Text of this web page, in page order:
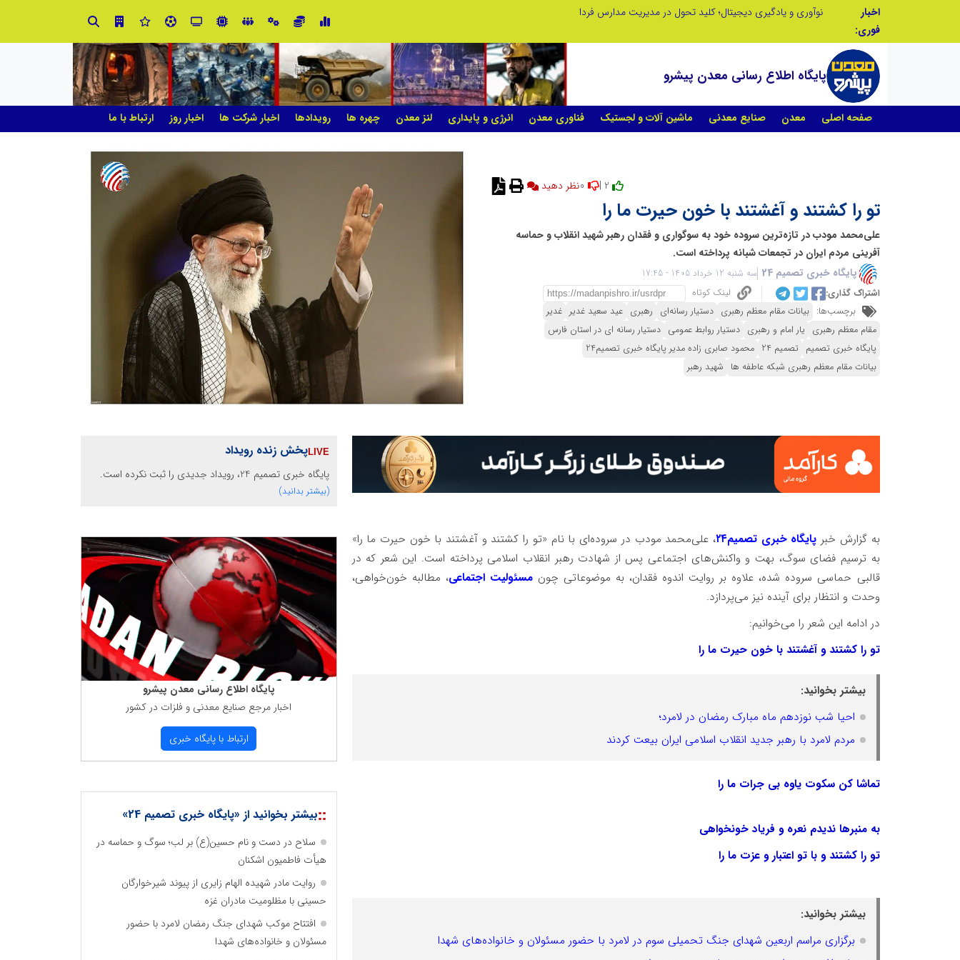
اخبار
فوری:
نوآوری و یادگیری دیجیتال؛ کلید تحول در مدیریت مدارس فردا
پایگاه اطلاع رسانی معدن پیشرو
صفحه اصلی معدن صنایع معدنی ماشین آلات و لجستیک فناوری معدن انرژی و پایداری لنز معدن چهره ها رویدادها اخبار شرکت ها اخبار روز ارتباط با ما
نظر دهید
تو را کشتند و آغشتند با خون حیرت ما را
علی‌محمد مودب در تازه‌ترین سروده خود به سوگواری و فقدان رهبر شهید انقلاب و حماسه
آفرینی مردم ایران در تجمعات شبانه پرداخته است.
پایگاه خبری تصمیم 24
سه شنبه 12 خرداد 1405 - 17:45
اشتراک گذاری:
لینک کوتاه
برچسب‌ها: بیانات مقام معظم رهبری دستیار رسانه‌ای رهبری عید سعید غدیر غدیر
مقام معظم رهبری یار امام و رهبری دستیار روابط عمومی دستیار رسانه ای در استان فارس
پایگاه خبری تصمیم تصمیم 24
محمود صابری زاده مدیر پایگاه خبری تصمیم24
بیانات مقام معظم رهبری شبکه عاطفه ها شهید رهبر
به گزارش خبر پایگاه خبری تصمیم۲۴
، علی‌محمد مودب در سروده‌ای با نام «تو را کشتند و آغشتند با خون حیرت ما را»
به ترسیم فضای سوگ، بهت و واکنش‌های اجتماعی پس از شهادت رهبر انقلاب اسلامی پرداخته است. این شعر که در
قالبی حماسی سروده شده، علاوه بر روایت اندوه فقدان، به موضوعاتی چون مسئولیت اجتماعی، مطالبه خون‌خواهی،
وحدت و انتظار برای آینده نیز می‌پردازد.
در ادامه این شعر را می‌خوانیم:
تو را کشتند و آغشتند با خون حیرت ما را
بیشتر بخوانید:
احیا شب نوزدهم ماه مبارک رمضان در لامرد؛
مردم لامرد با رهبر جدید انقلاب اسلامی ایران بیعت کردند
تماشا کن سکوت یاوه بی جرات ما را
به منبرها ندیدم نعره و فریاد خونخواهی
تو را کشتند و با تو اعتبار و عزت ما را
بیشتر بخوانید:
برگزاری مراسم اربعین شهدای جنگ تحمیلی سوم در لامرد با حضور مسئولان و خانواده‌های شهدا
پخش زنده رویداد
پایگاه خبری تصمیم 24، رویداد جدیدی را ثبت نکرده است.
(بیشتر بدانید)
پایگاه اطلاع رسانی معدن پیشرو
اخبار مرجع صنایع معدنی و فلزات در كشور
ارتباط با پایگاه خبری
::بیشتر بخوانید از «پایگاه خبری تصمیم 24»
سلاح در دست و نام حسین(ع) بر لب؛ سوگ و حماسه در
هیأت فاطمیون اشکنان
روایت مادر شهیده الهام زایری از پیوند شیرخوارگان
حسینی با مظلومیت مادران غزه
افتتاح موکب شهدای جنگ رمضان لامرد با حضور
مسئولان و خانواده‌های شهدا